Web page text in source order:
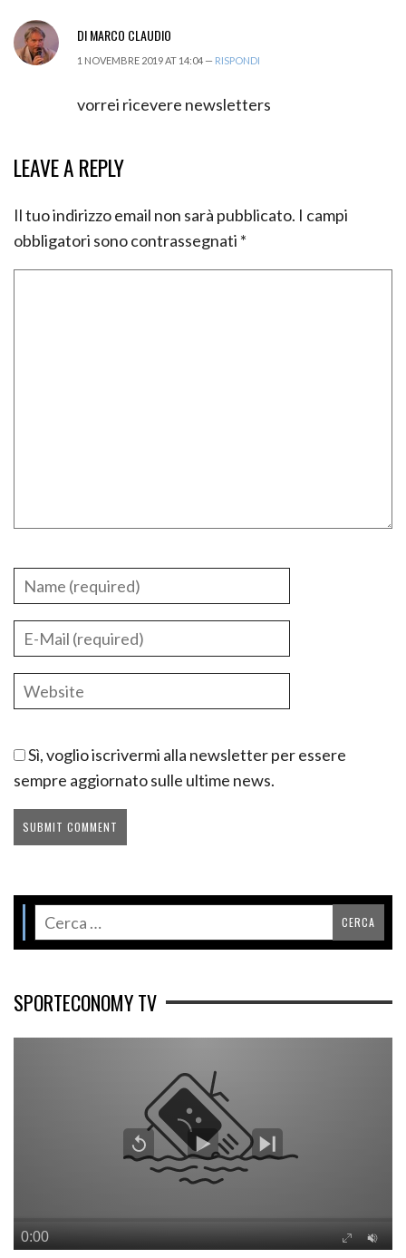
DI MARCO CLAUDIO
1 NOVEMBRE 2019 AT 14:04 — RISPONDI
vorrei ricevere newsletters
LEAVE A REPLY
Il tuo indirizzo email non sarà pubblicato. I campi
obbligatori sono contrassegnati *
Sì, voglio iscrivermi alla newsletter per essere
sempre aggiornato sulle ultime news.
SPORTECONOMY TV